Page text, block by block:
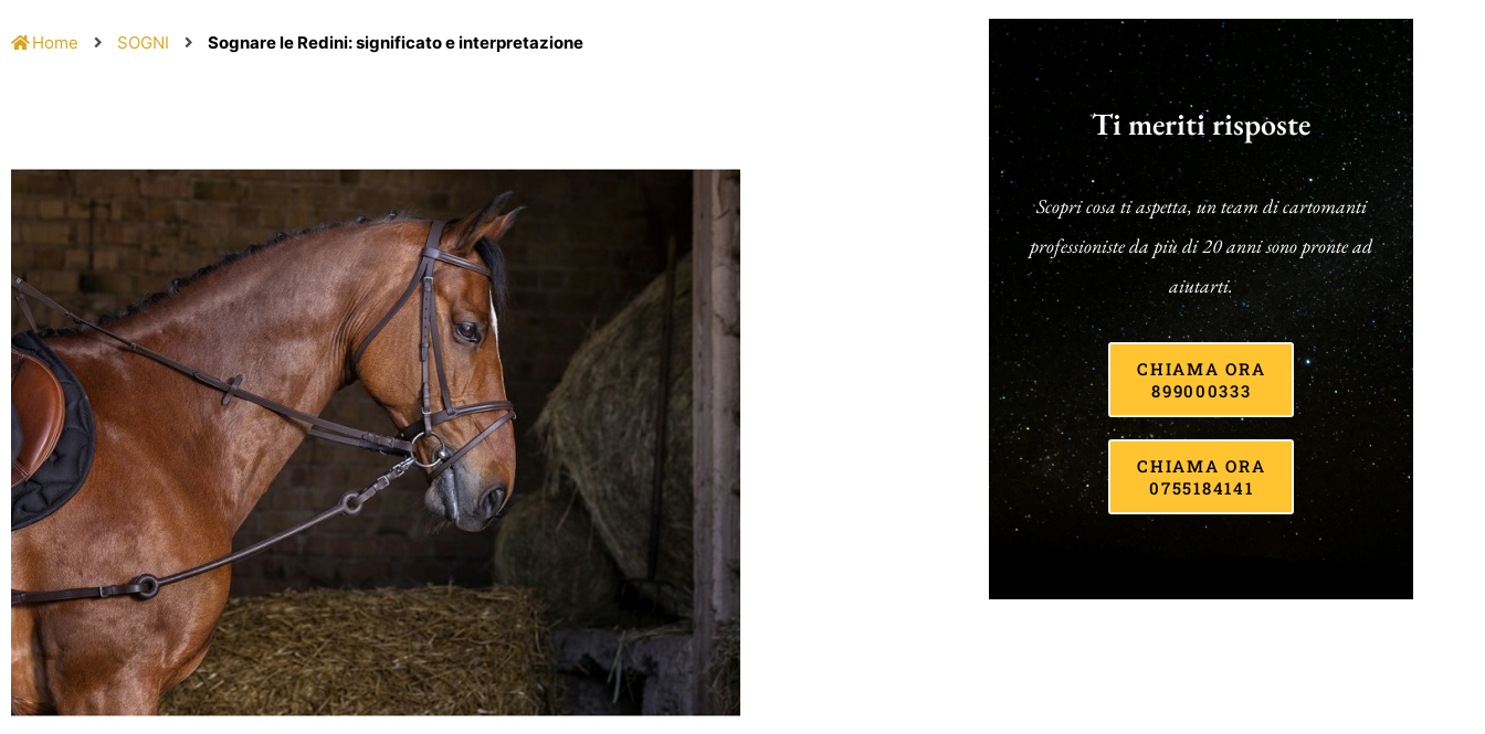
Home SOGNI Sognare le Redini: significato e interpretazione
Ti meriti risposte
Scopri cosa ti aspetta, un team di cartomanti
professioniste da più di 20 anni sono pronte ad
aiutarti.
CHIAMA ORA
899000333
CHIAMA ORA
0755184141